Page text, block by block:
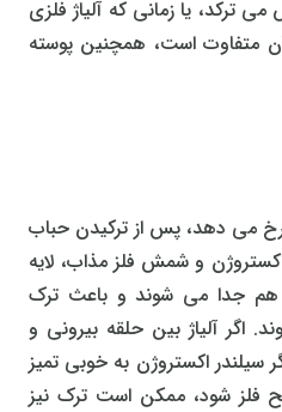
یا زمانی که آلیاژ فلزی
آن متفاوت است، همچنین پوسته
رخ می دهد، پس از ترکیدن حباب
و شمش فلز مذاب، لایه
هم جدا می شوند و باعث ترک
آلیاژ بین حلقه بیرونی و
سیلندر اکستروژن به خوبی تمیز
فلز شود، ممکن است ترک نیز